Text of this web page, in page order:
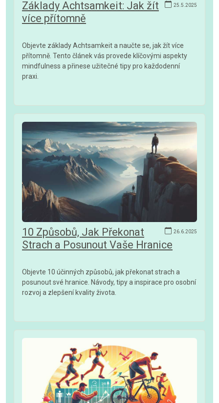
25.5.2025
Základy Achtsamkeit: Jak žít
více přítomně
Objevte základy Achtsamkeit a naučte se, jak žít více
přítomně. Tento článek vás provede klíčovými aspekty
mindfulness a přinese užitečné tipy pro každodenní
praxi.
26.6.2025
10 Způsobů, Jak Překonat
Strach a Posunout Vaše Hranice
Objevte 10 účinných způsobů, jak překonat strach a
posunout své hranice. Návody, tipy a inspirace pro osobní
rozvoj a zlepšení kvality života.